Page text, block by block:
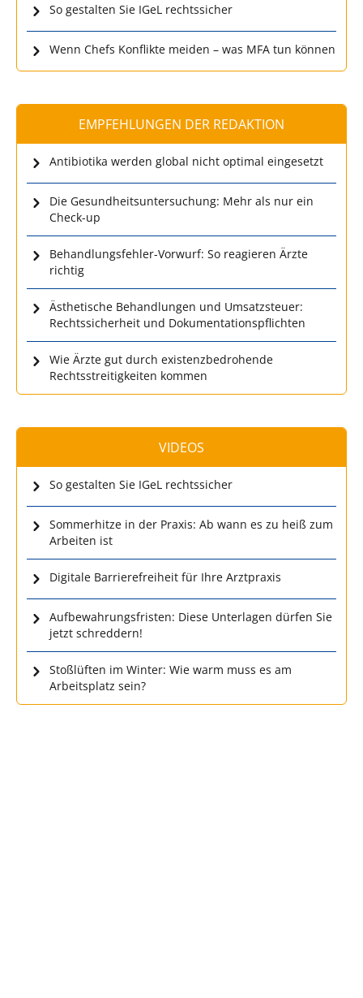
So gestalten Sie IGeL rechtssicher
Wenn Chefs Konflikte meiden – was MFA tun können
EMPFEHLUNGEN DER REDAKTION
Antibiotika werden global nicht optimal eingesetzt
Die Gesundheitsuntersuchung: Mehr als nur ein
Check-up
Behandlungsfehler-Vorwurf: So reagieren Ärzte
richtig
Ästhetische Behandlungen und Umsatzsteuer:
Rechtssicherheit und Dokumentationspflichten
Wie Ärzte gut durch existenzbedrohende
Rechtsstreitigkeiten kommen
VIDEOS
So gestalten Sie IGeL rechtssicher
Sommerhitze in der Praxis: Ab wann es zu heiß zum
Arbeiten ist
Digitale Barrierefreiheit für Ihre Arztpraxis
Aufbewahrungsfristen: Diese Unterlagen dürfen Sie
jetzt schreddern!
Stoßlüften im Winter: Wie warm muss es am
Arbeitsplatz sein?